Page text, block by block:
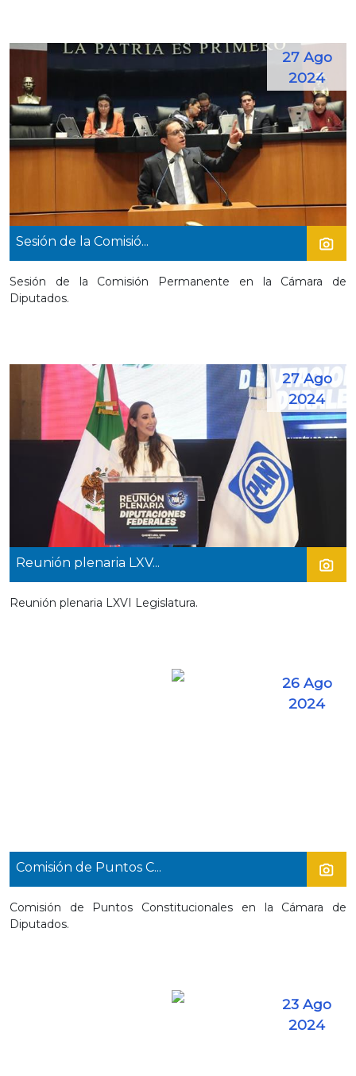
27 Ago
2024
Sesión de la Comisió...
Sesión de la Comisión Permanente en la Cámara de
Diputados.
27 Ago
2024
Reunión plenaria LXV...
Reunión plenaria LXVI Legislatura.
26 Ago
2024
Comisión de Puntos C...
Comisión de Puntos Constitucionales en la Cámara de
Diputados.
23 Ago
2024